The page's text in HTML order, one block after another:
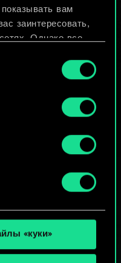
вам
заинтересовать,
Однако все
о том, как мы
и изменить
«куки»
колоды